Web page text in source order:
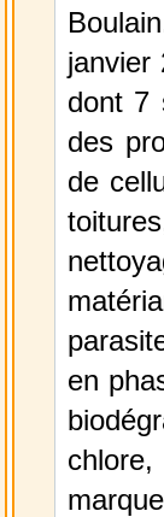
janvier
dont 7
des
de
en